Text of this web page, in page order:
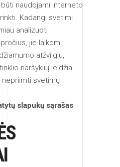
naudojami interneto
Kadangi svetimi
analizuoti
jie laikomi
atžvilgiu,
naršyklių leidžia
svetimų
slapukų sąrašas